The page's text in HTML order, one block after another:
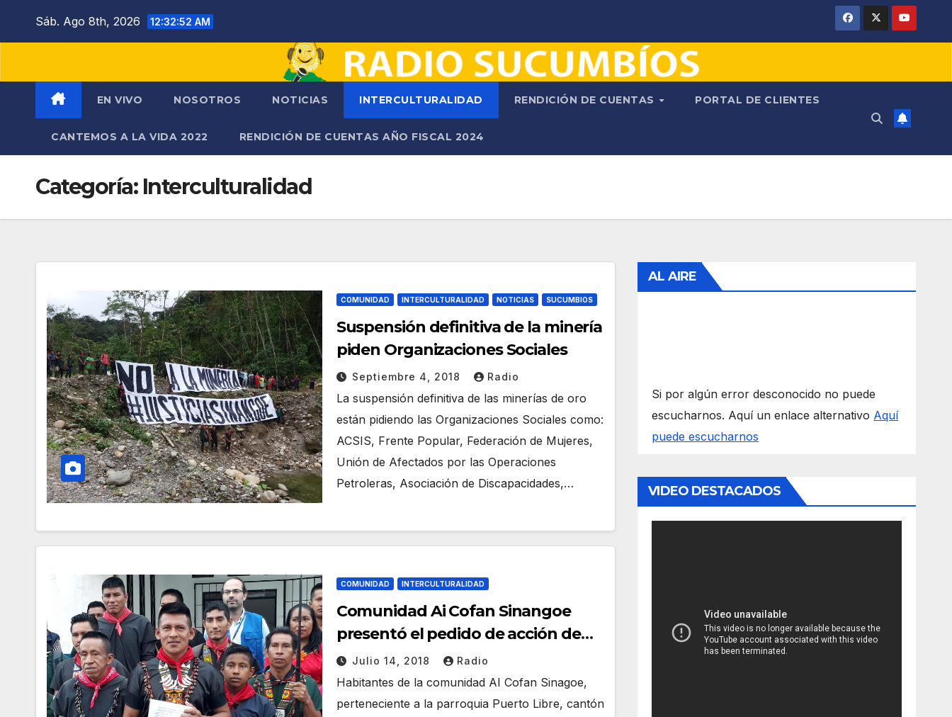
Sáb. Ago 8th, 2026 12:32:53 AM
EN VIVO NOSOTROS NOTICIAS INTERCULTURALIDAD RENDICIÓN DE CUENTAS PORTAL DE CLIENTES
CANTEMOS A LA VIDA 2022 RENDICIÓN DE CUENTAS AÑO FISCAL 2024
Categoría: Interculturalidad
COMUNIDAD INTERCULTURALIDAD NOTICIAS SUCUMBIOS
Suspensión definitiva de la minería
piden Organizaciones Sociales
Septiembre 4, 2018 Radio
La suspensión definitiva de las minerías de oro
están pidiendo las Organizaciones Sociales como:
ACSIS, Frente Popular, Federación de Mujeres,
Unión de Afectados por las Operaciones
Petroleras, Asociación de Discapacidades,…
COMUNIDAD INTERCULTURALIDAD
Comunidad Ai Cofan Sinangoe
presentó el pedido de acción de
protección
Julio 14, 2018 Radio
Habitantes de la comunidad AI Cofan Sinagoe,
perteneciente a la parroquia Puerto Libre, cantón
AL AIRE
Si por algún error desconocido no puede
escucharnos. Aquí un enlace alternativo Aquí
puede escucharnos
VIDEO DESTACADOS